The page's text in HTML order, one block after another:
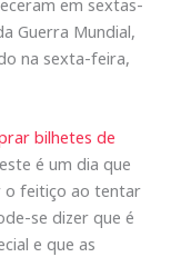
Guerra Mundial,
na sexta-feira,
bilhetes de
é um dia que
o feitiço ao tentar
se dizer que é
e que as